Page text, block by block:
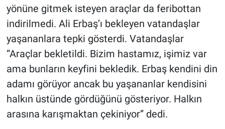
yönüne gitmek isteyen araçlar da feribottan
indirilmedi. Ali Erbaş’ı bekleyen vatandaşlar
yaşananlara tepki gösterdi. Vatandaşlar
“Araçlar bekletildi. Bizim hastamız, işimiz var
ama bunların keyfini bekledik. Erbaş kendini din
adamı görüyor ancak bu yaşananlar kendisini
halkın üstünde gördüğünü gösteriyor. Halkın
arasına karışmaktan çekiniyor” dedi.